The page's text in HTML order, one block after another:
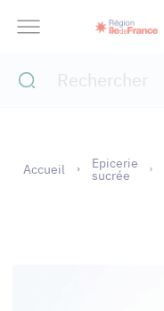
Accueil Epicerie
sucrée